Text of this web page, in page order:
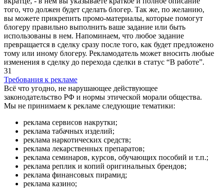
того, что должен будет сделать блогер. Так же, по желанию,
вы можете прикрепить промо-материалы, которые помогут
блогеру правильно выполнить ваше задание или быть
использованы в нем. Напоминаем, что любое задание
превращается в сделку сразу после того, как будет предложено
тому или иному блогеру. Рекламодатель может вносить любые
изменения в сделку до перехода сделки в статус “В работе”.
31
Требования к рекламе
Всё что угодно, не нарушающее действующее
законодательство РФ и нормы этической морали общества.
Мы не принимаем к рекламе следующие тематики:
реклама сервисов накрутки;
реклама табачных изделий;
реклама наркотических средств;
реклама лекарственных препаратов;
реклама семинаров, курсов, обучающих пособий и т.п.;
реклама реплик и копий оригинальных брендов;
реклама финансовых пирамид;
реклама казино;